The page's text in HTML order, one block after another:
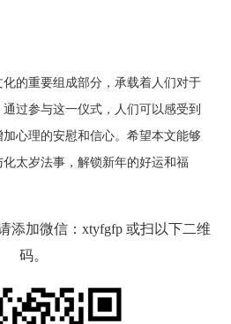
的重要组成部分，承载着人们对于
过参与这一仪式，人们可以感受到
心理的安慰和信心。希望本文能够
太岁法事，解锁新年的好运和福
添加微信：xtyfgfp 或扫以下二维
码。